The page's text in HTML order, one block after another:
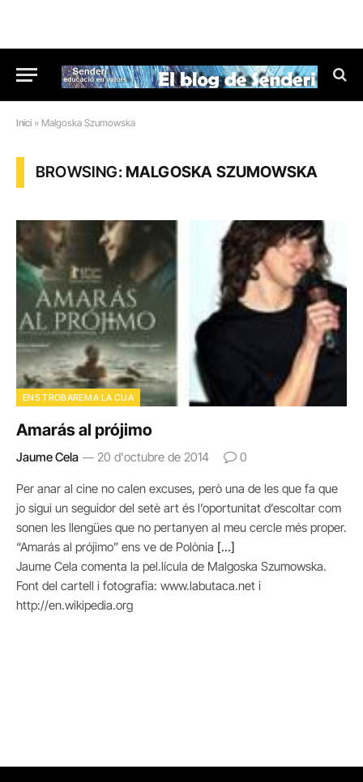
Inici » Malgoska Szumowska
BROWSING:MALGOSKA SZUMOWSKA
ENS TROBAREM A LA CUA
Amarás al prójimo
Jaume Cela 20 d'octubre de 2014 0
Per anar al cine no calen excuses, però una de les que fa que
jo sigui un seguidor del setè art és l’oportunitat d’escoltar com
sonen les llengües que no pertanyen al meu cercle més proper.
“Amarás al prójimo” ens ve de Polònia […]
Jaume Cela comenta la pel.lícula de Malgoska Szumowska.
Font del cartell i fotografia: www.labutaca.net i
http://en.wikipedia.org